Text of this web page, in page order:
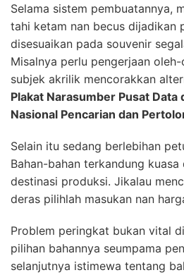
Selama sistem pembuatannya,
tahi ketam nan becus dijadikan
disesuaikan pada souvenir
Misalnya perlu pengerjaan
subjek akrilik mencorakkan
Plakat Narasumber Pusat Data
Nasional Pencarian dan
Selain itu sedang berlebihan
Bahan-bahan terkandung
destinasi produksi. Jikalau
deras pilihlah masukan nan
Problem peringkat bukan vital
pilihan bahannya seumpama
selanjutnya istimewa tentang